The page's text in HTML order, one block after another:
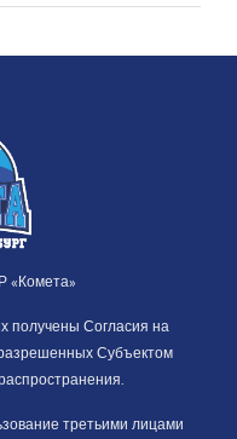
получены Согласия на
Субъектом
третьими лицами